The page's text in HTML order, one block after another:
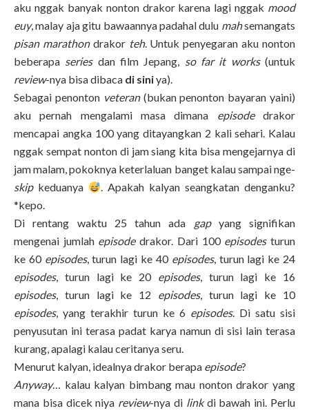
aku nggak banyak nonton drakor karena lagi nggak mood
euy, malay aja gitu bawaannya padahal dulu mahsemangats
pisan marathon drakor teh. Untuk penyegaran aku nonton
beberapa series dan film Jepang, so far it works(untuk
review-nya bisa dibaca di siniya).
Sebagai penonton veteran (bukan penonton bayaran yaini)
aku pernah mengalami masa dimana episodedrakor
mencapai angka 100 yang ditayangkan 2 kali sehari. Kalau
nggak sempat nonton di jam siang kita bisa mengejarnya di
jam malam, pokoknya keterlaluan banget kalau sampai nge-
skip keduanya
. Apakah kalyan seangkatan denganku?
*kepo.
Di rentang waktu 25 tahun ada gap yang signifikan
mengenai jumlah episodedrakor. Dari 100 episodesturun
ke 60 episodes, turun lagi ke 40 episodes, turun lagi ke 24
episodes, turun lagi ke 20 episodes, turun lagi ke 16
episodes, turun lagi ke 12 episodes, turun lagi ke 10
episodes, yang terakhir turun ke 6 episodes. Di satu sisi
penyusutan ini terasa padat karya namun di sisi lain terasa
kurang, apalagi kalau ceritanya seru.
Menurut kalyan, idealnya drakor berapa episode?
Anyway… kalau kalyan bimbang mau nonton drakor yang
mana bisa dicek niya review-nya di linkdi bawah ini. Perlu